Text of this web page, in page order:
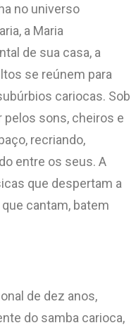
no universo
a Maria
de sua casa, a
se reúnem para
cariocas. Sob
pelos sons, cheiros e
recriando,
entre os seus. A
que despertam a
cantam, batem
de dez anos,
do samba carioca,